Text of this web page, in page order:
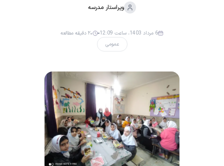
ویراستار مدرسه
عمومی
6 مرداد 1403، ساعت 12:09 ۲۰ دقیقه مطالعه